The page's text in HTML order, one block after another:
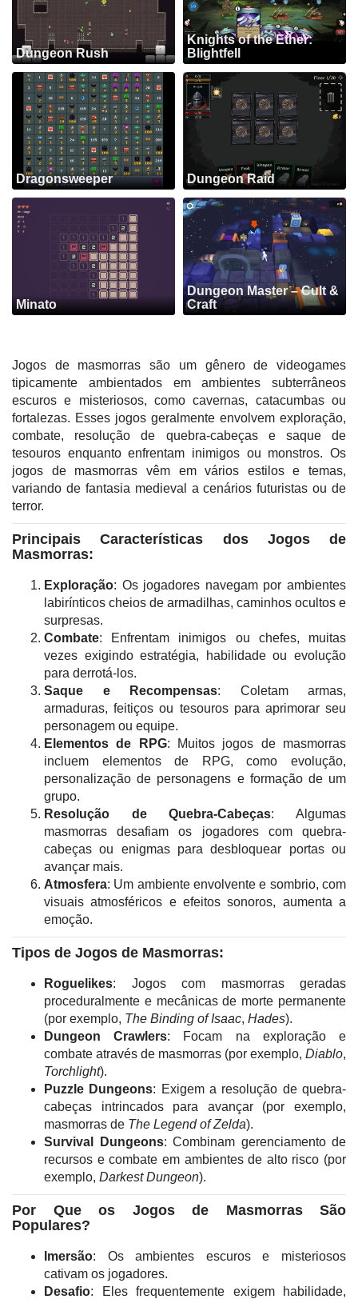
Dungeon Rush
Knights of the Ether:
Blightfell
Dragonsweeper Dungeon Raid
Minato
Dungeon Master – Cult &
Craft
Jogos de masmorras são um gênero de videogames
tipicamente ambientados em ambientes subterrâneos
escuros e misteriosos, como cavernas, catacumbas ou
fortalezas. Esses jogos geralmente envolvem exploração,
combate, resolução de quebra-cabeças e saque de
tesouros enquanto enfrentam inimigos ou monstros. Os
jogos de masmorras vêm em vários estilos e temas,
variando de fantasia medieval a cenários futuristas ou de
terror.
Principais Características dos Jogos de
Masmorras:
Exploração: Os jogadores navegam por ambientes
labirínticos cheios de armadilhas, caminhos ocultos e
surpresas.
Combate: Enfrentam inimigos ou chefes, muitas
vezes exigindo estratégia, habilidade ou evolução
para derrotá-los.
Saque e Recompensas: Coletam armas,
armaduras, feitiços ou tesouros para aprimorar seu
personagem ou equipe.
Elementos de RPG: Muitos jogos de masmorras
incluem elementos de RPG, como evolução,
personalização de personagens e formação de um
grupo.
Resolução de Quebra-Cabeças: Algumas
masmorras desafiam os jogadores com quebra-
cabeças ou enigmas para desbloquear portas ou
avançar mais.
Atmosfera: Um ambiente envolvente e sombrio, com
visuais atmosféricos e efeitos sonoros, aumenta a
emoção.
Tipos de Jogos de Masmorras:
Roguelikes: Jogos com masmorras geradas
proceduralmente e mecânicas de morte permanente
(por exemplo, The Binding of Isaac, Hades).
Dungeon Crawlers: Focam na exploração e
combate através de masmorras (por exemplo, Diablo,
Torchlight).
Puzzle Dungeons: Exigem a resolução de quebra-
cabeças intrincados para avançar (por exemplo,
masmorras de The Legend of Zelda).
Survival Dungeons: Combinam gerenciamento de
recursos e combate em ambientes de alto risco (por
exemplo, Darkest Dungeon).
Por Que os Jogos de Masmorras São
Populares?
Imersão: Os ambientes escuros e misteriosos
cativam os jogadores.
Desafio: Eles frequentemente exigem habilidade,